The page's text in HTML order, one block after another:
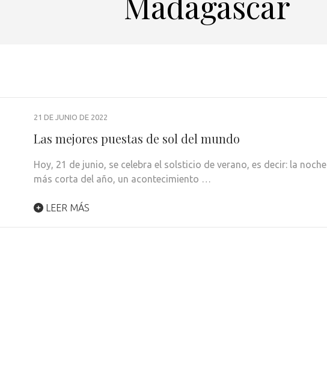
21 DE JUNIO DE 2022
Las mejores puestas de sol del mundo
Hoy, 21 de junio, se celebra el solsticio de verano, es decir: la noche
más corta del año, un acontecimiento …
LEER MÁS